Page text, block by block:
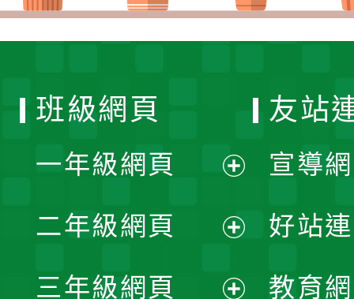
班級網頁
一年級網頁
開
選
二年級網頁
三年級網頁
友站
宣導
好站
教育